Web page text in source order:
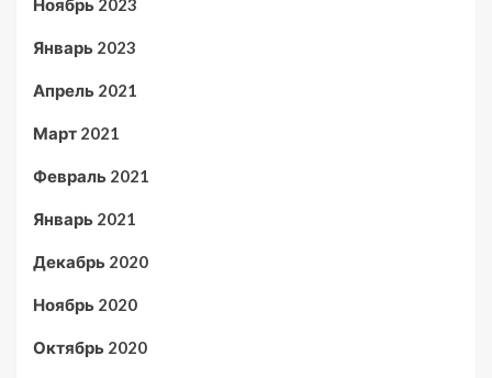
Ноябрь 2023
Январь 2023
Апрель 2021
Март 2021
Февраль 2021
Январь 2021
Декабрь 2020
Ноябрь 2020
Октябрь 2020